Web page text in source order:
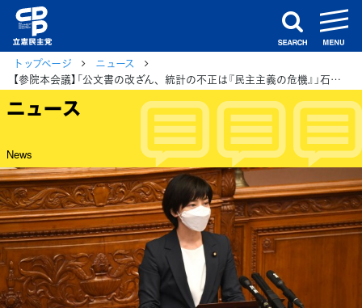
search
トップページ
ニュース
【参院本会議】「公文書の改ざん、統計の不正は『民主主義の危機』」石垣議員 補正予算への反対討論
ニュース
News